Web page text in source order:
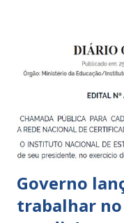
crianças de zero a 3
Municipais de
a 5 anos e 11 meses;
Educação Infantil, que
Indígena, e trabalham
Governo
trabalhar no